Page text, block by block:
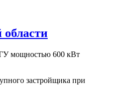
мощностью 600 кВт
застройщика при